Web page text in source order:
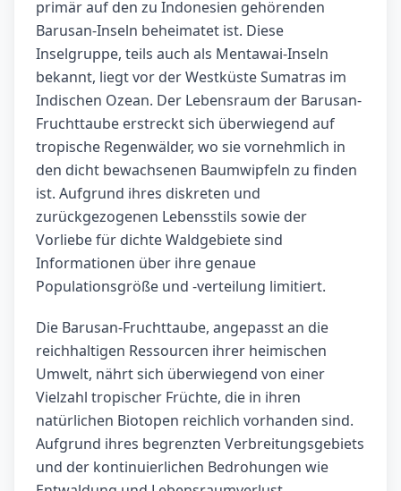
primär auf den zu Indonesien gehörenden
Barusan-Inseln beheimatet ist. Diese
Inselgruppe, teils auch als Mentawai-Inseln
bekannt, liegt vor der Westküste Sumatras im
Indischen Ozean. Der Lebensraum der Barusan-
Fruchttaube erstreckt sich überwiegend auf
tropische Regenwälder, wo sie vornehmlich in
den dicht bewachsenen Baumwipfeln zu finden
ist. Aufgrund ihres diskreten und
zurückgezogenen Lebensstils sowie der
Vorliebe für dichte Waldgebiete sind
Informationen über ihre genaue
Populationsgröße und -verteilung limitiert.
Die Barusan-Fruchttaube, angepasst an die
reichhaltigen Ressourcen ihrer heimischen
Umwelt, nährt sich überwiegend von einer
Vielzahl tropischer Früchte, die in ihren
natürlichen Biotopen reichlich vorhanden sind.
Aufgrund ihres begrenzten Verbreitungsgebiets
und der kontinuierlichen Bedrohungen wie